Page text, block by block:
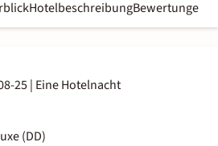
HotelbeschreibungBewertungen
25| Eine Hotelnacht
(DD)